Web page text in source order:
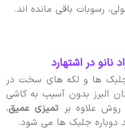
رسوبات باقی مانده اند.
نانو در اشتهارد
ها و لکه های سخت در
البرز بدون آسیب به کاشی
علاوه بر تمیزی عمیق،
دوباره جلبک ها می شود.